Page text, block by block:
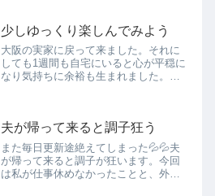
れば、とか、不本意で亡くなった人に
恥ずかしくないようにしなければ、と
か、...
少しゆっくり楽しんでみよう
大阪の実家に戻って来ました。それに
しても1週間も自宅にいると心が平穏に
なり気持ちに余裕も生まれました。久
いんじゃないかという気持ちにもなり
ま...
夫が帰って来ると調子狂う
また毎日更新途絶えてしまった💦💦夫
が帰って来ると調子が狂います。今回
は私が仕事休めなかったことと、外壁